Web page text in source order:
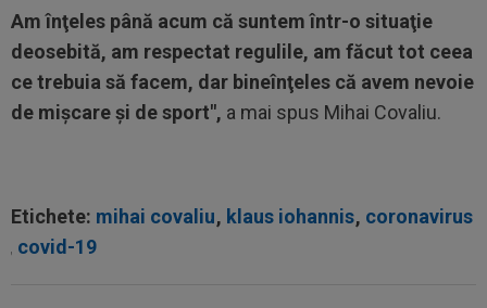
Am înţeles până acum că suntem într-o situaţie
deosebită, am respectat regulile, am făcut tot ceea
ce trebuia să facem, dar bineînţeles că avem nevoie
de mişcare şi de sport", a mai spus Mihai Covaliu.
Etichete: mihai covaliu, klaus iohannis, coronavirus
, covid-19